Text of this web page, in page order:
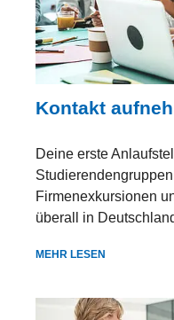
Kontakt
Deine erste
Firmenexkursionen
überall in
MEHR LESEN